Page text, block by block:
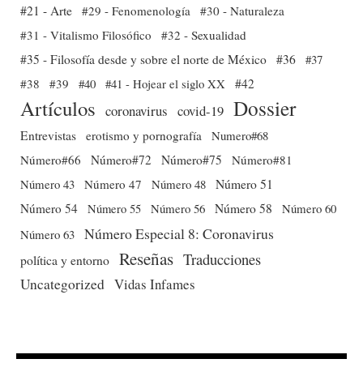
#21 - Arte #29 - Fenomenología
#30 - Naturaleza
#31 - Vitalismo Filosófico
#32 - Sexualidad
#35 - Filosofía desde y sobre el norte de México #36 #37
#38
#39 #40 #41 - Hojear el siglo XX #42
Artículos coronavirus covid-19 Dossier
Entrevistas erotismo y pornografía
Numero#68
Número#66
Número#72 Número#75
Número#81
Número 43 Número 47 Número 48 Número 51
Número 54 Número 55 Número 56 Número 58
Número 60
Número 63 Número Especial 8: Coronavirus
política y entorno Reseñas Traducciones
Uncategorized Vidas Infames